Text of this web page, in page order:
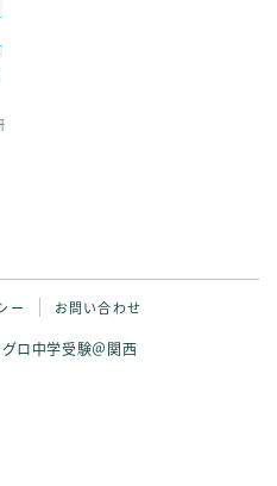
Me
ー お問い合わせ
ロ中学受験＠関西